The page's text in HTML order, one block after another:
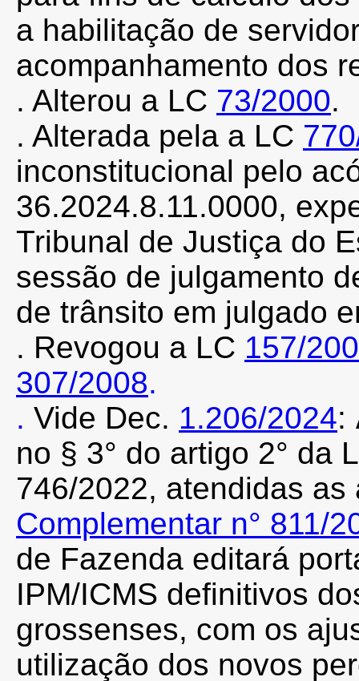
a habilitação de
acompanhamento dos
. Alterou a LC 73/2000.
. Alterada pela a LC
inconstitucional pelo
36.2024.8.11.0000,
Tribunal de Justiça do
sessão de julgamento
de trânsito em julgado
. Revogou a LC 157/
307/2008.
. Vide Dec. 1.206/2024:
no § 3° do artigo 2° da
746/2022, atendidas
Complementar n° 811/
de Fazenda editará
IPM/ICMS definitivos
grossenses, com os
utilização dos novos